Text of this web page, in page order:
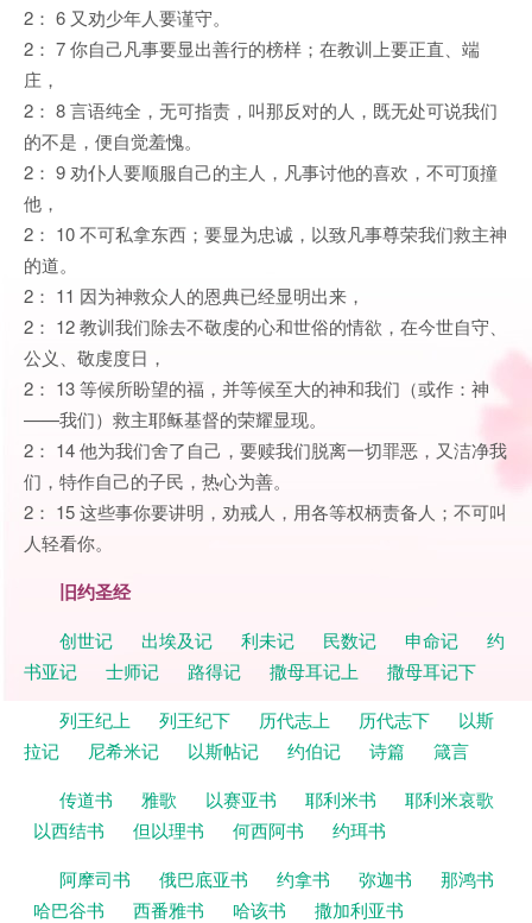
2： 6 又劝少年人要谨守。
2： 7 你自己凡事要显出善行的榜样；在教训上要正直、端
庄，
2： 8 言语纯全，无可指责，叫那反对的人，既无处可说我们
的不是，便自觉羞愧。
2： 9 劝仆人要顺服自己的主人，凡事讨他的喜欢，不可顶撞
他，
2： 10 不可私拿东西；要显为忠诚，以致凡事尊荣我们救主神
的道。
2： 11 因为神救众人的恩典已经显明出来，
2： 12 教训我们除去不敬虔的心和世俗的情欲，在今世自守、
公义、敬虔度日，
2： 13 等候所盼望的福，并等候至大的神和我们（或作：神
——我们）救主耶稣基督的荣耀显现。
2： 14 他为我们舍了自己，要赎我们脱离一切罪恶，又洁净我
们，特作自己的子民，热心为善。
2： 15 这些事你要讲明，劝戒人，用各等权柄责备人；不可叫
人轻看你。
旧约圣经
创世记 出埃及记 利未记 民数记 申命记
约
书亚记
士师记 路得记 撒母耳记上
撒母耳记下
列王纪上
列王纪下 历代志上 历代志下
以斯
拉记
尼希米记 以斯帖记 约伯记 诗篇
箴言
传道书
雅歌 以赛亚书 耶利米书
耶利米哀歌
以西结书
但以理书 何西阿书
约珥书
阿摩司书
俄巴底亚书 约拿书 弥迦书
那鸿书
哈巴谷书
西番雅书 哈该书
撒加利亚书